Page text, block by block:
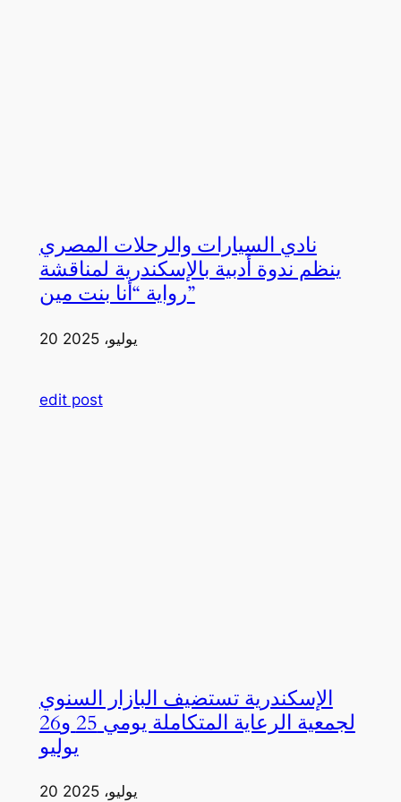
نادي السيارات والرحلات المصري
ينظم ندوة أدبية بالإسكندرية لمناقشة
رواية “أنا بنت مين”
20 يوليو، 2025
edit post
الإسكندرية تستضيف البازار السنوي
لجمعية الرعاية المتكاملة يومي 25 و26
يوليو
20 يوليو، 2025